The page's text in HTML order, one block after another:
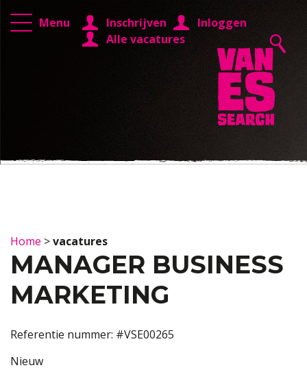
Menu Inschrijven
Inloggen
Alle vacatures
Home >vacatures
MANAGER BUSINESS
MARKETING
Referentie nummer: #VSE00265
Nieuw